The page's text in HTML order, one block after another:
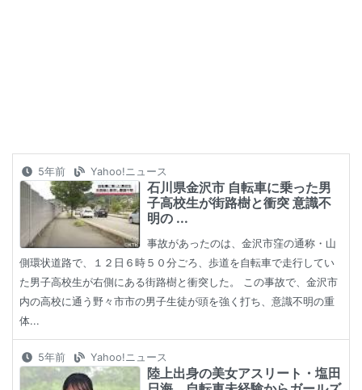
5年前 Yahoo!ニュース
石川県金沢市 自転車に乗った男
子高校生が街路樹と衝突 意識不
明の ...
事故があったのは、金沢市窪の通称・山
側環状道路で、１２日６時５０分ごろ、歩道を自転車で走行してい
た男子高校生が右側にある街路樹と衝突した。 この事故で、金沢市
内の高校に通う野々市市の男子生徒が頭を強く打ち、意識不明の重
体...
5年前 Yahoo!ニュース
陸上出身の美女アスリート・塩田